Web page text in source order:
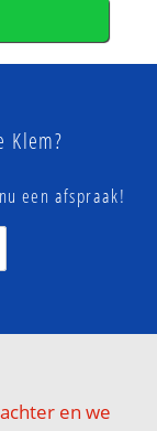
Klem?
een afspraak!
en we